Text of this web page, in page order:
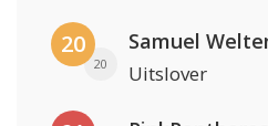
20
20
Samuel
Uitslover